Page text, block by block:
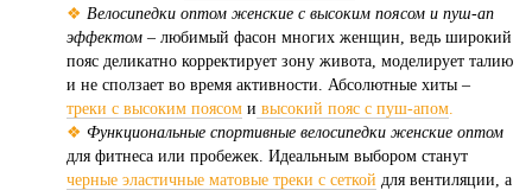
❖ Велосипедки оптом женские с высоким поясом и пуш-ап
эффектом – любимый фасон многих женщин, ведь широкий
пояс деликатно корректирует зону живота, моделирует талию
и не сползает во время активности. Абсолютные хиты –
треки с высоким поясом и высокий пояс с пуш-апом
❖ Функциональные спортивные велосипедки женские оптом
для фитнеса или пробежек. Идеальным выбором станут
черные эластичные матовые треки с сеткой для вентиляции, а